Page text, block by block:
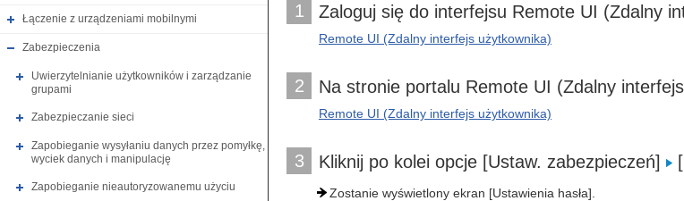
Łączenie z urządzeniami mobilnymi
Zabezpieczenia
Uwierzytelnianie użytkowników i zarządzanie
grupami
Zabezpieczanie sieci
Zapobieganie wysyłaniu danych przez pomyłkę,
wyciek danych i manipulację
Zapobieganie nieautoryzowanemu użyciu
1 Zaloguj się do interfejsu Remote UI (Zdalny
Remote UI (Zdalny interfejs użytkownika)
2 Na stronie portalu Remote UI (Zdalny
Remote UI (Zdalny interfejs użytkownika)
3 Kliknij po kolei opcje [Ustaw. zabezpieczeń]
Zostanie wyświetlony ekran [Ustawienia hasła].